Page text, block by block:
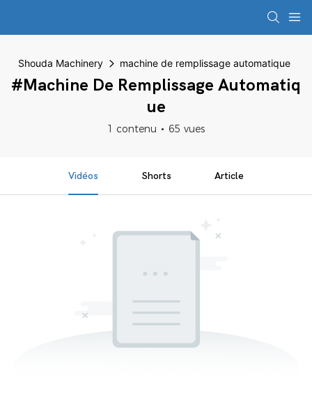
Shouda Machinery machine de remplissage automatique
#machine De Remplissage Automatiq
Ue
1 contenu 65 vues
Vidéos Shorts Article